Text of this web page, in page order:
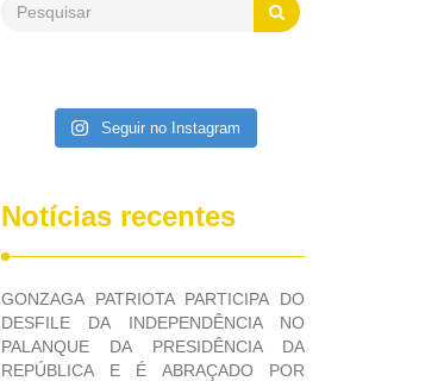
Seguir no Instagram
Notícias recentes
GONZAGA PATRIOTA PARTICIPA DO
DESFILE DA INDEPENDÊNCIA NO
PALANQUE DA PRESIDÊNCIA DA
REPÚBLICA E É ABRAÇADO POR